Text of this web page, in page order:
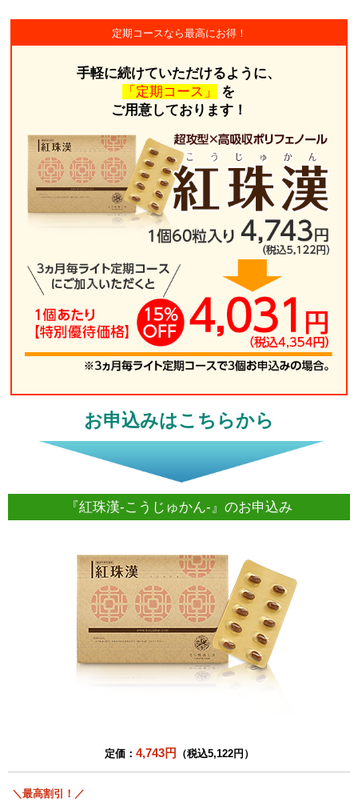
定期コースなら最高にお得！
手軽に続けていただけるように、
「定期コース」
を
ご用意しております！
お申込みはこちらから
『紅珠漢-こうじゅかん-』のお申込み
定価： 4,743円 （税込5,122円）
＼最高割引！／